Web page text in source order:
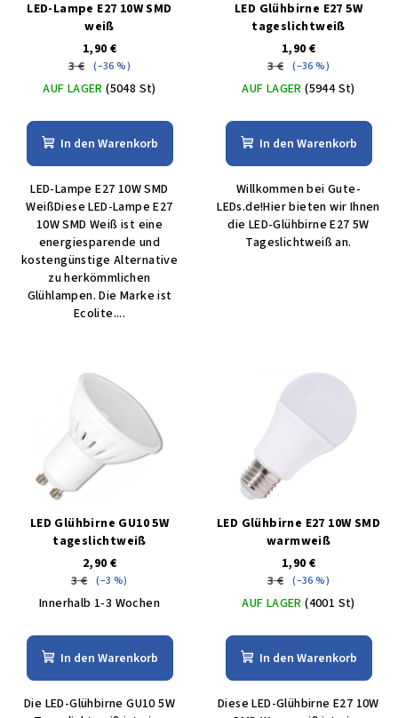
LED-Lampe E27 10W SMD
weiß
1,90 €
3 € (–36 %)
AUF LAGER(5048 St)
In den Warenkorb
LED-Lampe E27 10W SMD
WeißDiese LED-Lampe E27
10W SMD Weiß ist eine
energiesparende und
kostengünstige Alternative
zu herkömmlichen
Glühlampen. Die Marke ist
Ecolite....
LED Glühbirne E27 5W
tageslichtweiß
1,90 €
3 € (–36 %)
AUF LAGER(5944 St)
In den Warenkorb
Willkommen bei Gute-
LEDs.de!Hier bieten wir Ihnen
die LED-Glühbirne E27 5W
Tageslichtweiß an.
LED Glühbirne GU10 5W
tageslichtweiß
2,90 €
3 € (–3 %)
Innerhalb 1-3 Wochen
In den Warenkorb
Die LED-Glühbirne GU10 5W
LED Glühbirne E27 10W SMD
warmweiß
1,90 €
3 € (–36 %)
AUF LAGER(4001 St)
In den Warenkorb
Diese LED-Glühbirne E27 10W